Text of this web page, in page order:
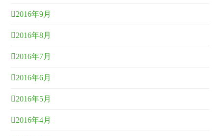
2016年9月
2016年8月
2016年7月
2016年6月
2016年5月
2016年4月